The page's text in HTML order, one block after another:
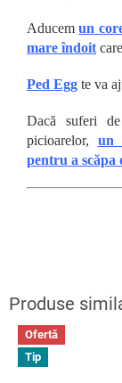
Aducemun
mare îndoit
Ped Egg te va
Dacă suferi
picioarelor, un
pentru a scăpa
Ofertă
Tip